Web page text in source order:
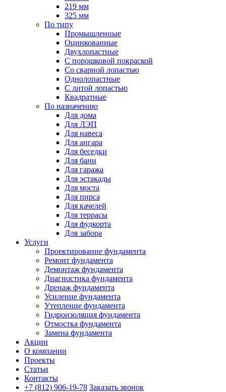
219 мм
325 мм
По типу
Промышленные
Оцинкованные
Двухлопастные
С порошковой покраской
Со сварной лопастью
Однолопастные
С литой лопастью
Квадратные
По назначению
Для дома
Для ЛЭП
Для навеса
Для ангара
Для беседки
Для бани
Для гаража
Для эстакады
Для моста
Для пирса
Для качелей
Для террасы
Для фудкорта
Для забора
Услуги
Проектирование фундамента
Ремонт фундамента
Демонтаж фундамента
Диагностика фундамента
Дренаж фундамента
Усиление фундамента
Утепление фундамента
Гидроизоляция фундамента
Отмостка фундамента
Замена фундамента
Акции
О компании
Проекты
Статьи
Контакты
+7 (812) 906-19-78 Заказать звонок